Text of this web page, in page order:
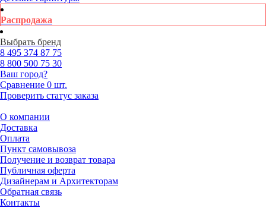
Распродажа
Выбрать бренд
8 495 374 87 75
8 800 500 75 30
Ваш город?
Сравнение 0 шт.
Проверить статус заказа
О компании
Доставка
Оплата
Пункт самовывоза
Получение и возврат товара
Публичная оферта
Дизайнерам и Архитекторам
Обратная связь
Контакты